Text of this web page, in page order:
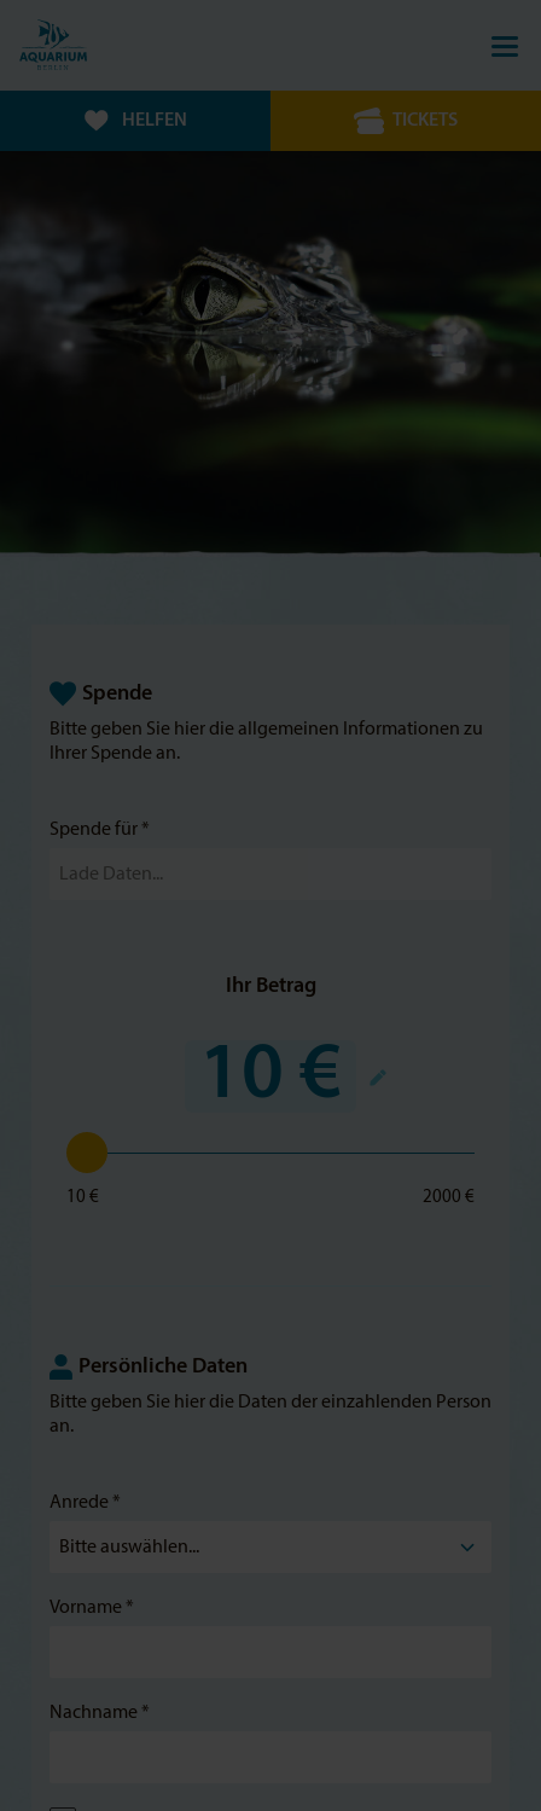
HELFEN TICKETS
Spende
Bitte geben Sie hier die allgemeinen Informationen zu
Ihrer Spende an.
Spende für *
Ihr Betrag
10 €
10 € 2000 €
Persönliche Daten
Bitte geben Sie hier die Daten der einzahlenden Person
an.
Anrede *
Vorname *
Nachname *